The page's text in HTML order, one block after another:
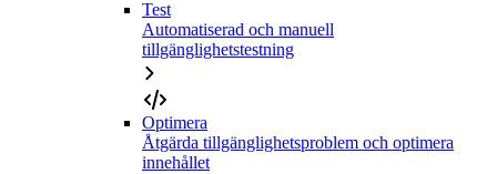
Test
Automatiserad och manuell
tillgänglighetstestning
Optimera
Åtgärda tillgänglighetsproblem och optimera
innehållet